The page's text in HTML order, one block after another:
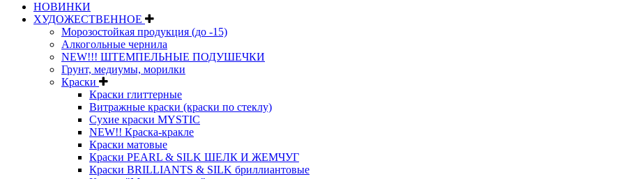
НОВИНКИ
ХУДОЖЕСТВЕННОЕ
Морозостойкая продукция (до -15)
Алкогольные чернила
NEW!!! ШТЕМПЕЛЬНЫЕ ПОДУШЕЧКИ
Грунт, медиумы, морилки
Краски
Краски глиттерные
Витражные краски (краски по стеклу)
Сухие краски MYSTIC
NEW!! Краска-кракле
Краски матовые
Краски PEARL & SILK ШЕЛК И ЖЕМЧУГ
Краски BRILLIANTS & SILK бриллиантовые